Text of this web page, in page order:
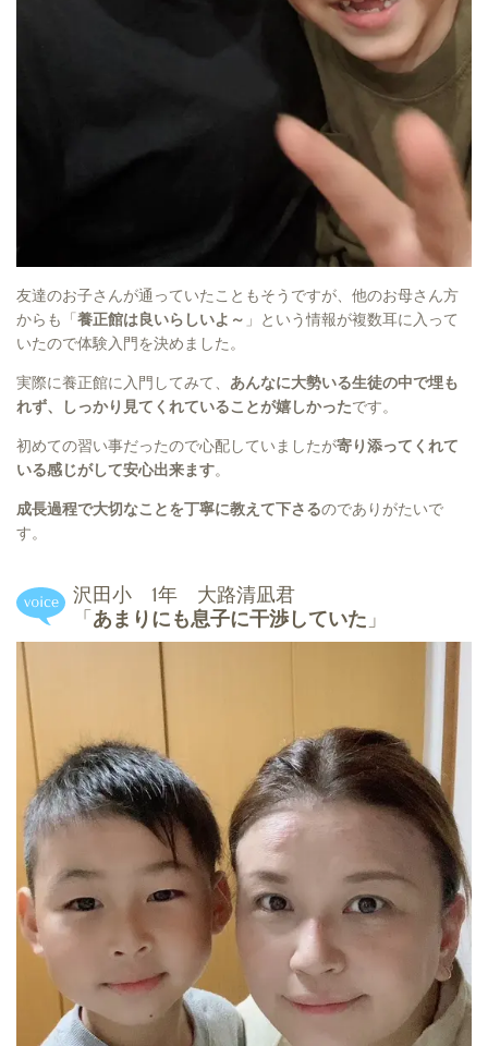
友達のお子さんが通っていたこともそうですが、他のお母さん方
からも「 養正館は良いらしいよ～ 」という情報が複数耳に入って
いたので体験入門を決めました。
実際に養正館に入門してみて、 あんなに大勢いる生徒の中で埋も
れず、しっかり見てくれていることが嬉しかったです。
初めての習い事だったので心配していましたが寄り添ってくれて
いる感じがして安心出来ます。
成長過程で大切なことを丁寧に教えて下さるのでありがたいで
す。
沢田小 1年 大路清凪君
「 あまりにも息子に干渉していた 」